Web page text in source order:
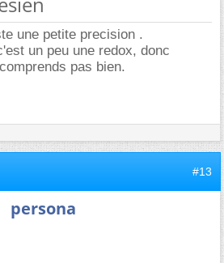
une petite precision .
un peu une redox, donc
pas bien.
#13
persona